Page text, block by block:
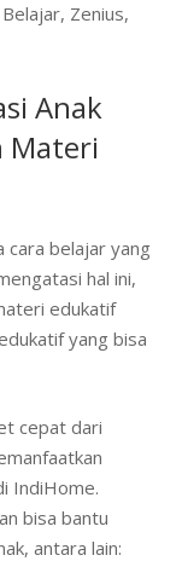
Zenius,
Anak
Materi
cara belajar yang
hal ini,
edukatif
yang bisa
cepat dari
IndiHome.
bisa bantu
antara lain: